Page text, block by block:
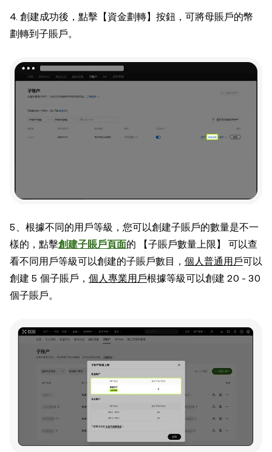
4. 創建成功後，點擊【資金劃轉】按鈕，可將母賬戶的幣
劃轉到子賬戶。
5、根據不同的用戶等級，您可以創建子賬戶的數量是不一
樣的，點擊創建子賬戶頁面的 【子賬戶數量上限】 可以查
看不同用戶等級可以創建的子賬戶數目， 個人普通用戶可以
創建 5 個子賬戶， 個人專業用戶根據等級可以創建 20 - 30
個子賬戶。